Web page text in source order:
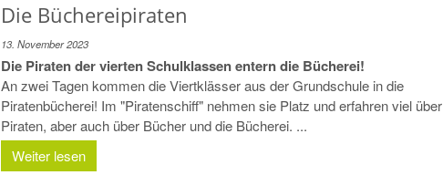
Die Büchereipiraten
13. November 2023
Die Piraten der vierten Schulklassen entern die Bücherei!
An zwei Tagen kommen die Viertklässer aus der Grundschule in die
Piratenbücherei! Im "Piratenschiff" nehmen sie Platz und erfahren viel über
Piraten, aber auch über Bücher und die Bücherei. ...
Weiter lesen